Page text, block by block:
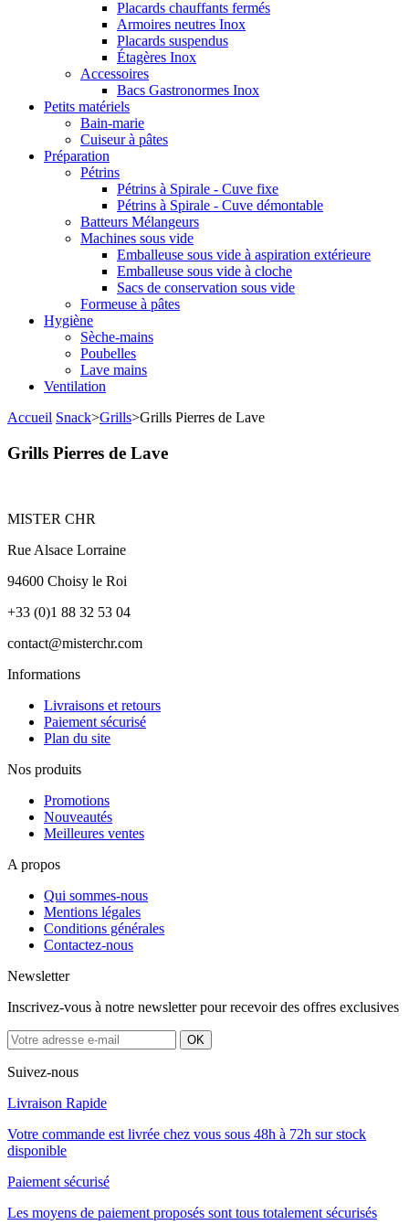
Placards chauffants fermés
Armoires neutres Inox
Placards suspendus
Étagères Inox
Accessoires
Bacs Gastronormes Inox
Petits matériels
Bain-marie
Cuiseur à pâtes
Préparation
Pétrins
Pétrins à Spirale - Cuve fixe
Pétrins à Spirale - Cuve démontable
Batteurs Mélangeurs
Machines sous vide
Emballeuse sous vide à aspiration extérieure
Emballeuse sous vide à cloche
Sacs de conservation sous vide
Formeuse à pâtes
Hygiène
Sèche-mains
Poubelles
Lave mains
Ventilation
Accueil Snack>Grills>Grills Pierres de Lave
Grills Pierres de Lave
MISTER CHR
Rue Alsace Lorraine
94600 Choisy le Roi
+33 (0)1 88 32 53 04
contact@misterchr.com
Informations
Livraisons et retours
Paiement sécurisé
Plan du site
Nos produits
Promotions
Nouveautés
Meilleures ventes
A propos
Qui sommes-nous
Mentions légales
Conditions générales
Contactez-nous
Newsletter
Inscrivez-vous à notre newsletter pour recevoir des offres exclusives
Suivez-nous
Livraison Rapide
Votre commande est livrée chez vous sous 48h à 72h sur stock
disponible
Paiement sécurisé
Les moyens de paiement proposés sont tous totalement sécurisés